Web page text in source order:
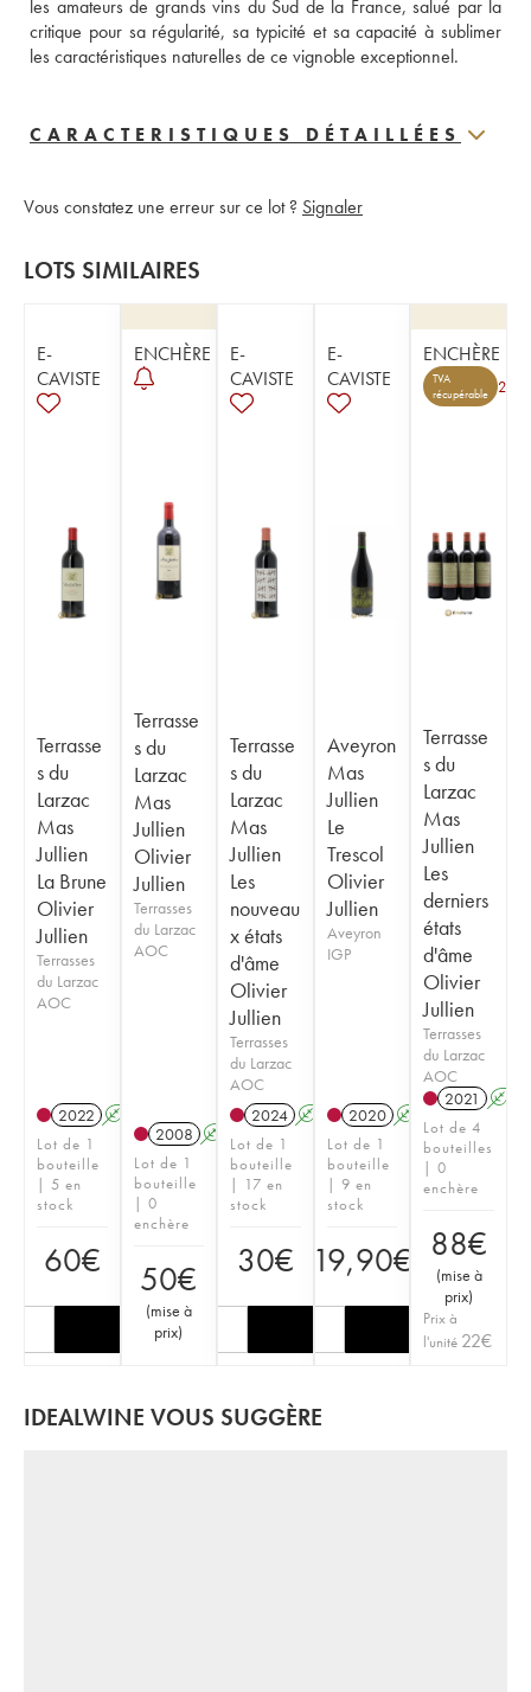
les amateurs de grands vins du Sud de la France, salué par la
critique pour sa régularité, sa typicité et sa capacité à sublimer
les caractéristiques naturelles de ce vignoble exceptionnel.
CARACTERISTIQUES DÉTAILLÉES
Vous constatez une erreur sur ce lot ? Signaler
LOTS SIMILAIRES
E-
CAVISTE
Terrasse
s du
Larzac
Mas
Jullien
La Brune
Olivier
Jullien
Terrasses
du Larzac
AOC
2022 A
Lot de 1
bouteille
| 5 en
stock
60€
ENCHÈRE
Terrasse
s du
Larzac
Mas
Jullien
Olivier
Jullien
Terrasses
du Larzac
AOC
2008 A
Lot de 1
bouteille
| 0
enchère
50€
(mise à
prix)
E-
CAVISTE
Terrasse
s du
Larzac
Mas
Jullien
Les
nouveau
x états
d'âme
Olivier
Jullien
Terrasses
du Larzac
AOC
2024 A
Lot de 1
bouteille
| 17 en
stock
30€
E-
CAVISTE
Aveyron
Mas
Jullien
Le
Trescol
Olivier
Jullien
Aveyron
IGP
2020 A
Lot de 1
bouteille
| 9 en
stock
19,90€
ENCHÈRE
TVA
récupérable
2
Terrasse
s du
Larzac
Mas
Jullien
Les
derniers
états
d'âme
Olivier
Jullien
Terrasses
du Larzac
AOC
2021
A
Lot de 4
bouteilles
| 0
enchère
88€
(mise à
prix)
Prix à
l'unité 22€
IDEALWINE VOUS SUGGÈRE